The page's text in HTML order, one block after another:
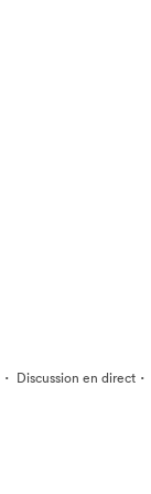
· Discussion en direct ·